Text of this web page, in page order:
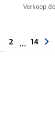
Verkoop
2 … 14